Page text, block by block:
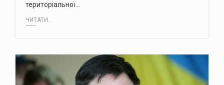
територіальної…
ЧИТАТИ...